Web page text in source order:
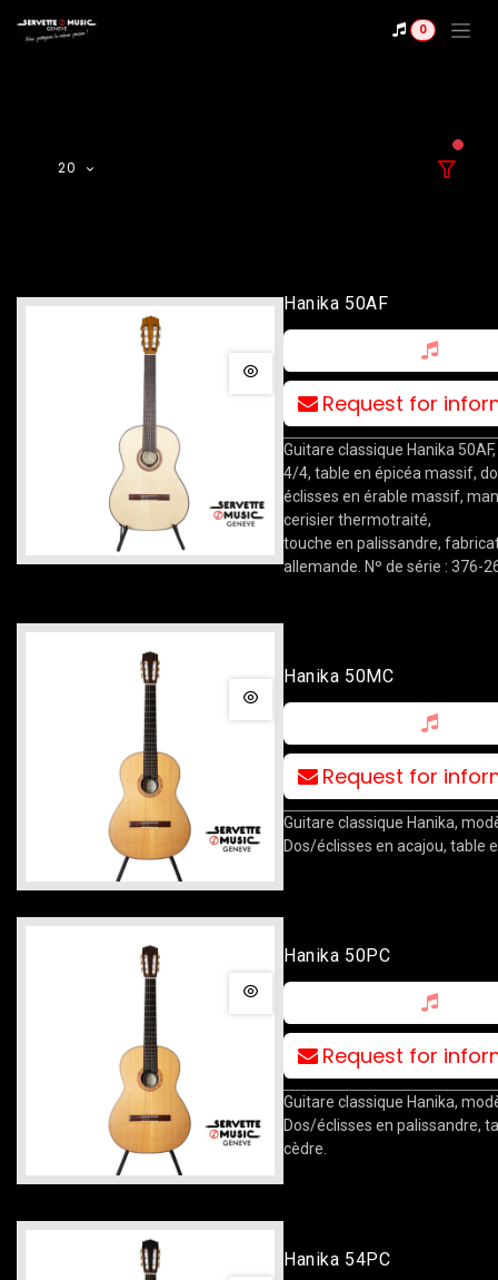
0
20
Hanika 50AF
Request for
Guitare classique Hanika
4/4, table en épicéa massif,
éclisses en érable massif,
cerisier thermotraité,
touche en palissandre,
allemande. Nº de série : 376-
Hanika 50MC
Request for
Guitare classique Hanika,
Dos/éclisses en acajou, table
Hanika 50PC
Request for
Guitare classique Hanika,
Dos/éclisses en palissandre,
cèdre.
Hanika 54PC